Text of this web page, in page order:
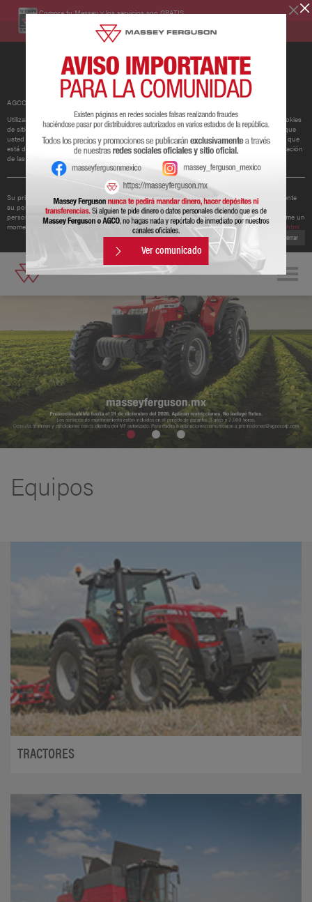
Compra tu Massey y los servicios son GRATIS.
AGCO ha actualizado su política de cookies.
Utilizamos cookies para mejorar y personalizar nuestros sitios y servicios. Esto incluye cookies
de sitios web de redes sociales de terceros, que pueden realizar un seguimiento del uso que
usted hace de nuestro sitio web. Si continúa sin cambiar su configuración, supondremos que
está dispuesto a recibir todas las cookies en nuestro sitio web. Puede cambiar la configuración
de las cookies en cualquier momento.
Obtener más información
Su privacidad es importante para nosotros. Por lo tanto, AGCO ha actualizado recientemente
su política de privacidad para ofrecerle una mejor comprensión de los tipos de datos
personales que recopilamos de usted y cómo los utilizamos. Le recomendamos que se tome un
momento para leer la política actualizada disponible enhttp://www.agcocorp.com/privacy.html
Cerrar
Ver comunicado
Equipos
TRACTORES